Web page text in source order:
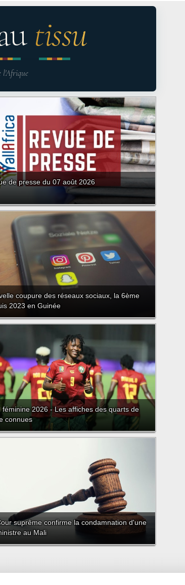
tissu
l'Afrique
de presse du 07 août 2026
coupure des réseaux sociaux, la 6ème
2023 en Guinée
féminine 2026 - Les affiches des quarts de
connues
suprême confirme la condamnation d'une
au Mali